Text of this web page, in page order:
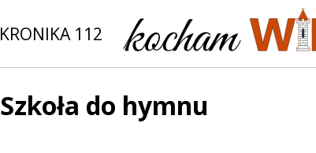
KRONIKA 112
Szkoła do hymnu